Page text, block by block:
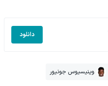
دانلود
وینیسیوس جونیور